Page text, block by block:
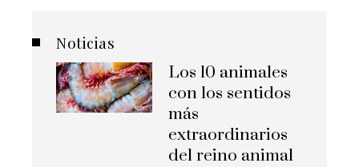
Noticias
Los 10 animales
con los sentidos
más
extraordinarios
del reino animal